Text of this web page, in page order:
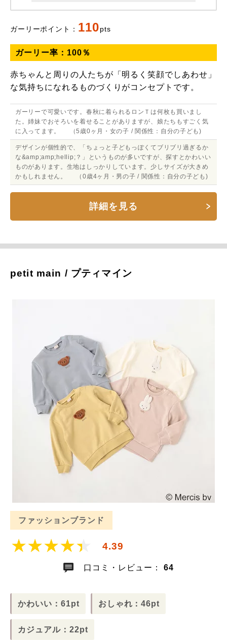
ガーリーポイント： 110pts
ガーリー率： 100 ％
赤ちゃんと周りの人たちが「明るく笑顔でしあわせ」
な気持ちになれるものづくりがコンセプトです。
ガーリーで可愛いです。春秋に着られるロンＴは何枚も買いまし
た。姉妹でおそろいを着せることがありますが、娘たちもすごく気
に入ってます。 （5歳0ヶ月・女の子 / 関係性：自分の子ども)
デザインが個性的で、「ちょっと子どもっぽくてブリブリ過ぎるか
な&amp;amp;hellip;？」というものが多いですが、探すとかわいい
ものがあります。生地はしっかりしています。少しサイズが大きめ
かもしれません。 （0歳4ヶ月・男の子 / 関係性：自分の子ども)
詳細を見る
petit main / プティマイン
ファッションブランド
4.39
口コミ・レビュー： 64
かわいい：61pt おしゃれ：46pt
カジュアル：22pt